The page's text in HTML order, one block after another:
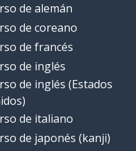
de alemán
de coreano
de francés
de inglés
de inglés (Estados
de italiano
de japonés (kanji)